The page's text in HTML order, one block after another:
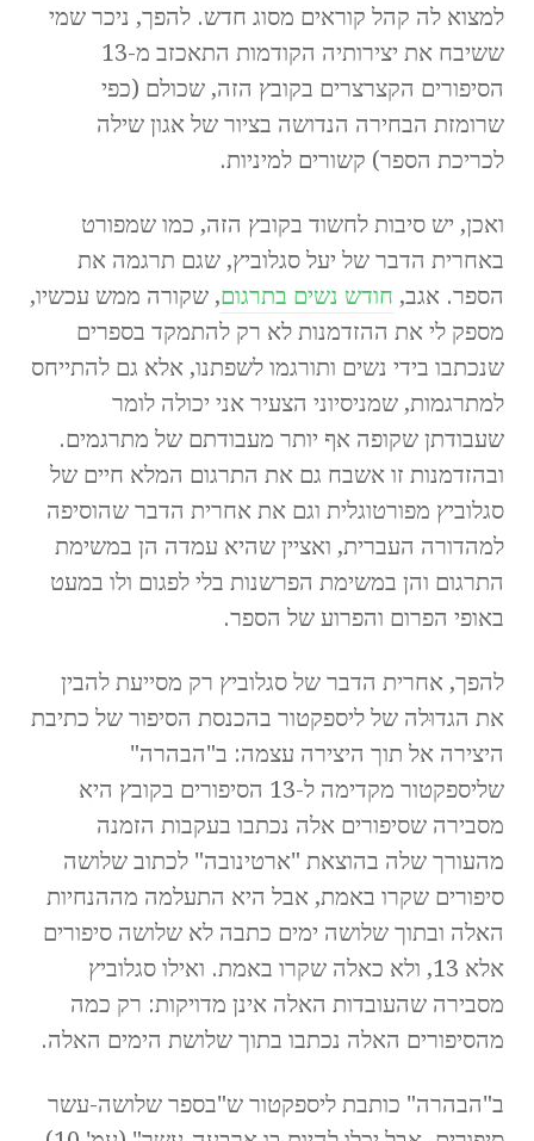
למצוא לה קהל קוראים מסוג חדש. להפך, ניכר שמי
ששיבח את יצירותיה הקודמות התאכזב מ-13
הסיפורים הקצרצרים בקובץ הזה, שכולם (כפי
שרומזת הבחירה הנדושה בציור של אגון שילה
לכריכת הספר) קשורים למיניות.
ואכן, יש סיבות לחשוד בקובץ הזה, כמו שמפורט
באחרית הדבר של יעל סגלוביץ, שגם תרגמה את
הספר. אגב, חודש נשים בתרגום, שקורה ממש עכשיו,
מספק לי את ההזדמנות לא רק להתמקד בספרים
שנכתבו בידי נשים ותורגמו לשפתנו, אלא גם להתייחס
למתרגמות, שמניסיוני הצעיר אני יכולה לומר
שעבודתן שקופה אף יותר מעבודתם של מתרגמים.
ובהזדמנות זו אשבח גם את התרגום המלא חיים של
סגלוביץ מפורטוגלית וגם את אחרית הדבר שהוסיפה
למהדורה העברית, ואציין שהיא עמדה הן במשימת
התרגום והן במשימת הפרשנות בלי לפגום ולו במעט
באופי הפרום והפרוע של הספר.
להפך, אחרית הדבר של סגלוביץ רק מסייעת להבין
את הגדוּלה של ליספקטור בהכנסת הסיפור של כתיבת
היצירה אל תוך היצירה עצמה: ב"הבהרה"
שליספקטור מקדימה ל-13 הסיפורים בקובץ היא
מסבירה שסיפורים אלה נכתבו בעקבות הזמנה
מהעורך שלה בהוצאת "ארטינובה" לכתוב שלושה
סיפורים שקרו באמת, אבל היא התעלמה מההנחיות
האלה ובתוך שלושה ימים כתבה לא שלושה סיפורים
אלא 13, ולא כאלה שקרו באמת. ואילו סגלוביץ
מסבירה שהעובדות האלה אינן מדויקות: רק כמה
מהסיפורים האלה נכתבו בתוך שלושת הימים האלה.
ב"הבהרה" כותבת ליספקטור ש"בספר שלושה-עשר